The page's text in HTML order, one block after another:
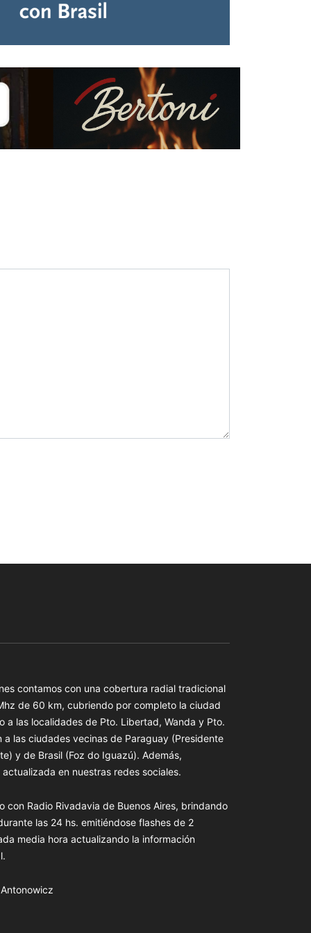
contamos con una cobertura radial tradicional
de 60 km, cubriendo por completo la ciudad
a las localidades de Pto. Libertad, Wanda y Pto.
a las ciudades vecinas de Paraguay (Presidente
y de Brasil (Foz do Iguazú). Además,
en nuestras redes sociales.
con Radio Rivadavia de Buenos Aires, brindando
las 24 hs. emitiéndose flashes de 2
media hora actualizando la información